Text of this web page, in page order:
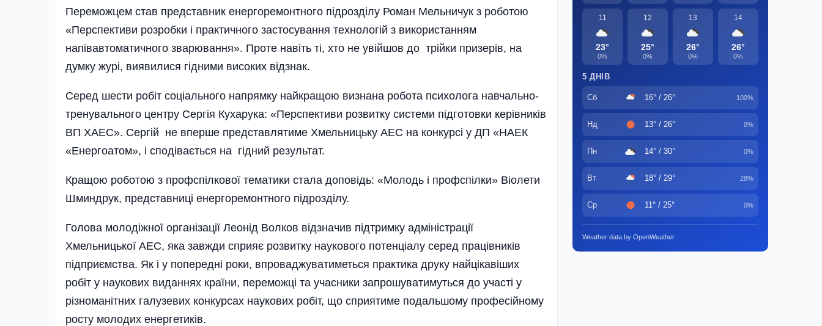
Переможцем став представник енергоремонтного підроз­ділу Роман Мельничук з робот­ою
«Перспективи розробки і практичного застосування технологій з використанням
напівавтоматичного зварювання». Проте навіть ті, хто не увійшов до трійки призерів, на
думку журі, виявилися гідними високих відзнак.
Серед шести робіт со­­ці­­ального напрямку най­кращою визнана робота психоло­га навчально-
тренувального центру Сергія Кухарука: «Перспективи розвитку системи підготовки керівників
ВП ХАЕС». Сергій не вперше представлятиме Хмельницьку АЕС на конкурсі у ДП «НАЕК
«Енергоатом», і сподівається на гідний результат.
Кращою роботою з профспілкової тематики стала доповідь: «Молодь і профспілки» Віолети
Шминдрук, представниці енергоремонтного підрозділу.
Голова молодіжної організації Леонід Волков відзначив підтримку адміністрації
Хмельницької АЕС, яка завжди сприяє розвитку наукового потенціалу серед працівників
підприємства. Як і у попередні роки, впроваджуватиметься практика друку найцікавіших
робіт у наукових виданнях країни, переможці та учасники запрошуватимуться до участі у
різноманітних галузевих конкурсах наукових робіт, що сприятиме подальшому професійному
росту молодих енергетиків.
11
23°
0%
12
25°
0%
13
26°
0%
14
26°
0%
5 ДНІВ
Сб 16° / 26° 100%
Нд 13° / 26° 0%
Пн 14° / 30° 0%
Вт 18° / 29° 28%
Ср 11° / 25° 0%
Weather data by OpenWeather